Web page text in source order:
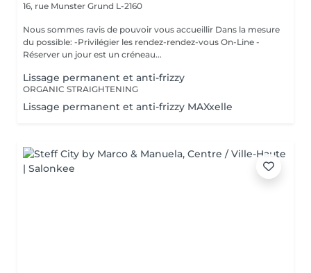
16, rue Munster Grund L-2160
Nous sommes ravis de pouvoir vous accueillir Dans la mesure
du possible: -Privilégier les rendez-rendez-vous On-Line -
Réserver un jour est un créneau...
Lissage permanent et anti-frizzy
ORGANIC STRAIGHTENING
Lissage permanent et anti-frizzy MAXxelle